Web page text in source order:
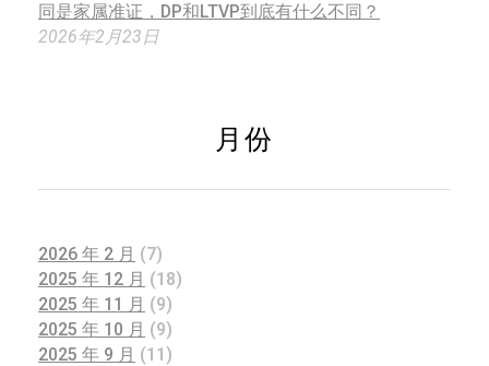
同是家属准证，DP和LTVP到底有什么不同？
2026年2月23日
月份
2026 年 2 月 (7)
2025 年 12 月 (18)
2025 年 11 月 (9)
2025 年 10 月 (9)
2025 年 9 月 (11)